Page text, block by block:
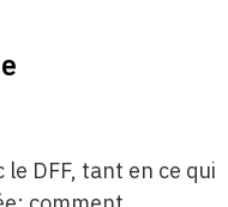
DFF, tant en ce qui